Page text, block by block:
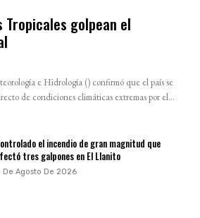
Tropicales golpean el
e Hidrología () confirmó que el país se
de condiciones climáticas extremas por el...
el incendio de gran magnitud que
tres galpones en El Llanito
De Agosto De 2026